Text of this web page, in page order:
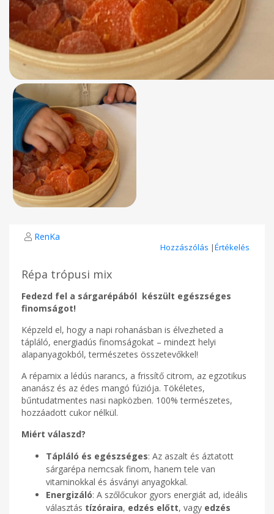
RenKa
Hozzászólás |Értékelés
Répa trópusi mix
Fedezd fel a sárgarépából készült egészséges
finomságot!
Képzeld el, hogy a napi rohanásban is élvezheted a
tápláló, energiadús finomságokat – mindezt helyi
alapanyagokból, természetes összetevőkkel!
A répamix a lédús narancs, a frissítő citrom, az egzotikus
ananász és az édes mangó fúziója. Tökéletes,
bűntudatmentes nasi napközben. 100% természetes,
hozzáadott cukor nélkül.
Miért válaszd?
Tápláló és egészséges: Az aszalt és áztatott
sárgarépa nemcsak finom, hanem tele van
vitaminokkal és ásványi anyagokkal.
Energizáló: A szőlőcukor gyors energiát ad, ideális
választás tízóraira, edzés előtt, vagy edzés